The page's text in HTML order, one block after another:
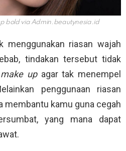
bold via Admin.beautynesia.id
menggunakan riasan wajah
tindakan tersebut tidak
make up agar tak menempel
penggunaan riasan
membantu kamu guna cegah
yang mana dapat